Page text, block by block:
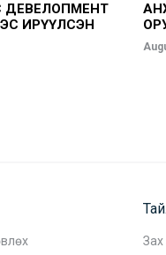
ДЕВЕЛОПМЕНТ
ИРҮҮЛСЭН
Зах